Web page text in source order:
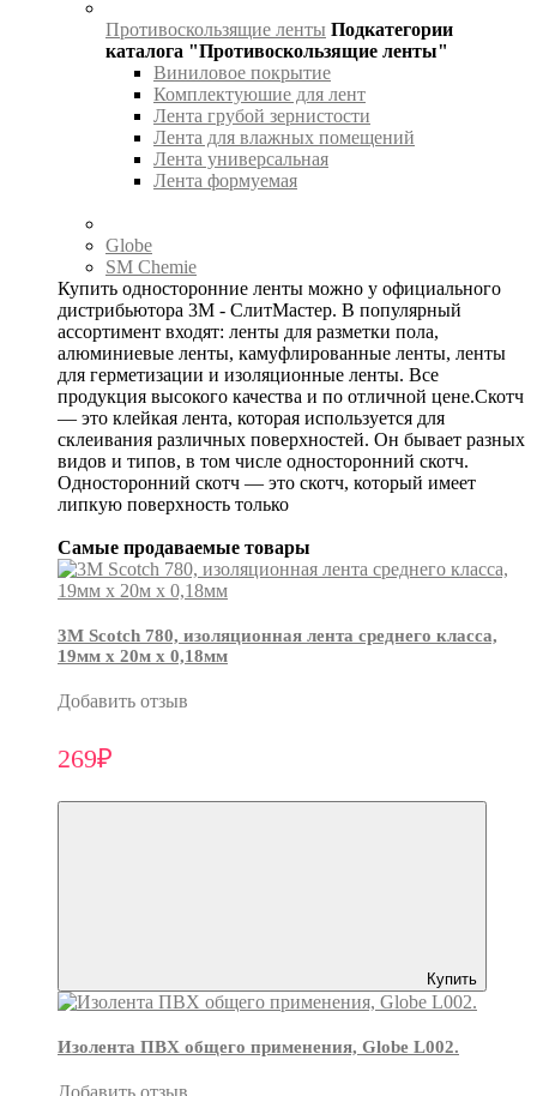
Противоскользящие ленты Подкатегории
каталога "Противоскользящие ленты"
Виниловое покрытие
Комплектуюшие для лент
Лента грубой зернистости
Лента для влажных помещений
Лента универсальная
Лента формуемая
Globe
SM Chemie
Купить односторонние ленты можно у официального
дистрибьютора 3М - СлитМастер. В популярный
ассортимент входят: ленты для разметки пола,
алюминиевые ленты, камуфлированные ленты, ленты
для герметизации и изоляционные ленты. Все
продукция высокого качества и по отличной цене.Скотч
— это клейкая лента, которая используется для
склеивания различных поверхностей. Он бывает разных
видов и типов, в том числе односторонний скотч.
Односторонний скотч — это скотч, который имеет
липкую поверхность только
Самые продаваемые товары
3М Scotch 780, изоляционная лента среднего класса,
19мм х 20м х 0,18мм
Добавить отзыв
269₽
Купить
Изолента ПВХ общего применения, Globe L002.
Добавить отзыв